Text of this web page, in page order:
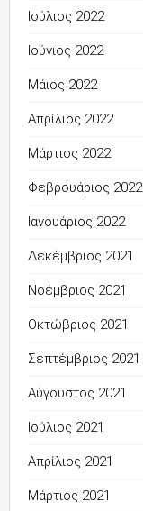
Ιούλιος 2022
Ιούνιος 2022
Μάιος 2022
Απρίλιος 2022
Μάρτιος 2022
Φεβρουάριος 2022
Ιανουάριος 2022
Δεκέμβριος 2021
Νοέμβριος 2021
Οκτώβριος 2021
Σεπτέμβριος 2021
Αύγουστος 2021
Ιούλιος 2021
Απρίλιος 2021
Μάρτιος 2021